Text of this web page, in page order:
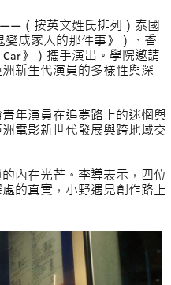
（按英文姓氏排列）泰國
變成家人的那件事》）、香
Car》）攜手演出。學院邀請
新生代演員的多樣性與深
年演員在追夢路上的迷惘與
電影新世代發展與跨地域交
內在光芒。李導表示，四位
的真實，小野遇見創作路上